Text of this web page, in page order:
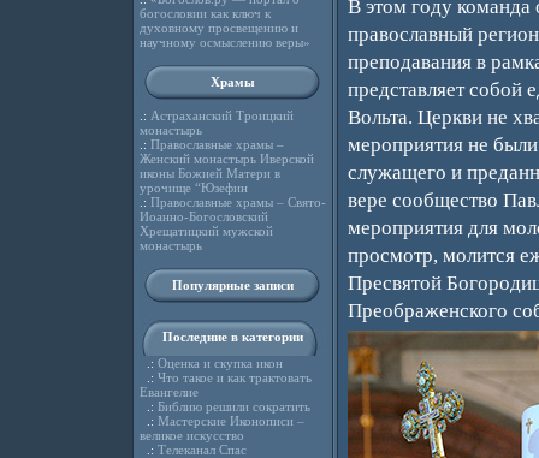
богословии как ключ к
духовному просвещению и
научному осмыслению веры»
Храмы
.: Астраханский Троицкий
монастырь
.: Православные храмы –
Женский монастырь Иверской
иконы Божией Матери в
урочище “Юзефин
.: Православные храмы – Свято-
Иоанно-Богословский
Хрещатицкий мужской
монастырь
Популярные записи
Последние в категории
.: Оценка и скупка икон
.: Что такое и как трактовать
Евангелие
.: Библию решили сократить
.: Мастерские Иконописи –
великое искусство
.: Телеканал Спас
В этом году команда
православный
преподавания в
представляет собой
Вольта. Церкви не
мероприятия не
служащего и
вере сообщество
мероприятия для
просмотр, молится
Пресвятой
Преображенского